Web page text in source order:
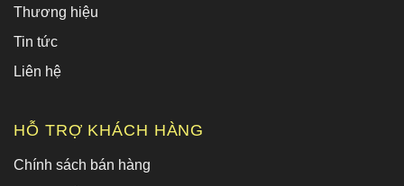
Thương hiệu
Tin tức
Liên hệ
HỖ TRỢ KHÁCH HÀNG
Chính sách bán hàng